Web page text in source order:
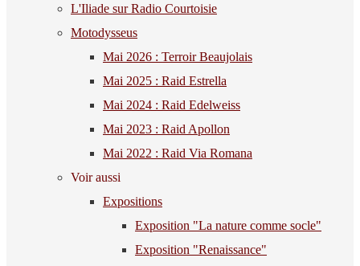
L'Iliade sur Radio Courtoisie
Motodysseus
Mai 2026 : Terroir Beaujolais
Mai 2025 : Raid Estrella
Mai 2024 : Raid Edelweiss
Mai 2023 : Raid Apollon
Mai 2022 : Raid Via Romana
Voir aussi
Expositions
Exposition "La nature comme socle"
Exposition "Renaissance"